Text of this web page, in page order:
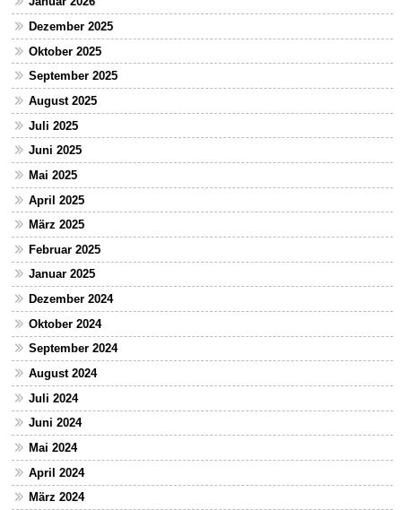
Dezember 2025
Oktober 2025
September 2025
August 2025
Juli 2025
Juni 2025
Mai 2025
April 2025
März 2025
Februar 2025
Januar 2025
Dezember 2024
Oktober 2024
September 2024
August 2024
Juli 2024
Juni 2024
Mai 2024
April 2024
März 2024